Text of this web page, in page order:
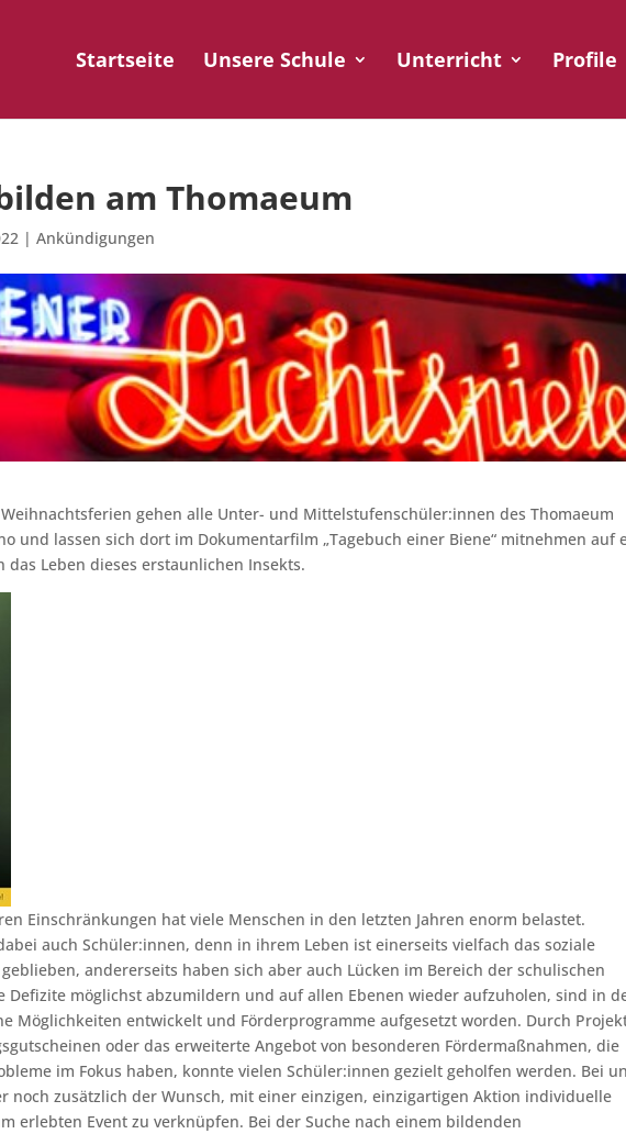
Startseite Unsere Schule Unterricht Profile
am Thomaeum
|Ankündigungen
gehen alle Unter- und Mittelstufenschüler:innen des Thomaeum
und lassen sich dort im Dokumentarfilm „Tagebuch einer Biene“ mitnehmen auf
Leben dieses erstaunlichen Insekts.
Einschränkungen hat viele Menschen in den letzten Jahren enorm belastet.
auch Schüler:innen, denn in ihrem Leben ist einerseits vielfach das soziale
andererseits haben sich aber auch Lücken im Bereich der schulischen
Defizite möglichst abzumildern und auf allen Ebenen wieder aufzuholen, sind in
Möglichkeiten entwickelt und Förderprogramme aufgesetzt worden. Durch
oder das erweiterte Angebot von besonderen Fördermaßnahmen, die
im Fokus haben, konnte vielen Schüler:innen gezielt geholfen werden. Bei
noch zusätzlich der Wunsch, mit einer einzigen, einzigartigen Aktion individuelle
erlebten Event zu verknüpfen. Bei der Suche nach einem bildenden